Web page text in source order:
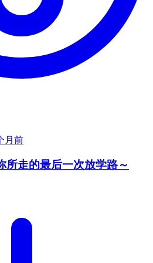
月前
所走的最后一次放学路～